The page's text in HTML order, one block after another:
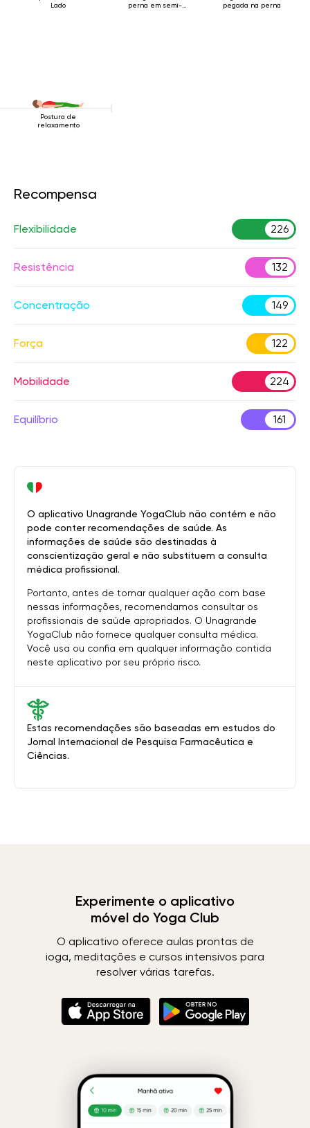
Lado
perna em semi-
pegada na perna
Postura de
relaxamento
Recompensa
Flexibilidade 226
Resistência 132
Concentração 149
Força 122
Mobilidade 224
Equilíbrio 161
Estas recomendações são baseadas em estudos do
Jornal Internacional de Pesquisa Farmacêutica e
Ciências.
O aplicativo Unagrande YogaClub não contém e não
pode conter recomendações de saúde. As
informações de saúde são destinadas à
conscientização geral e não substituem a consulta
médica profissional.
Portanto, antes de tomar qualquer ação com base
nessas informações, recomendamos consultar os
profissionais de saúde apropriados. O Unagrande
YogaClub não fornece qualquer consulta médica.
Você usa ou confia em qualquer informação contida
neste aplicativo por seu próprio risco.
Experimente o aplicativo
móvel do Yoga Club
O aplicativo oferece aulas prontas de
ioga, meditações e cursos intensivos para
resolver várias tarefas.